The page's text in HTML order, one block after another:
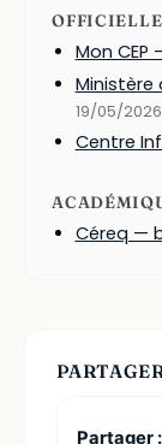
Mon
Ministère
19/05/2026
Centre
Céreq —
Partager :